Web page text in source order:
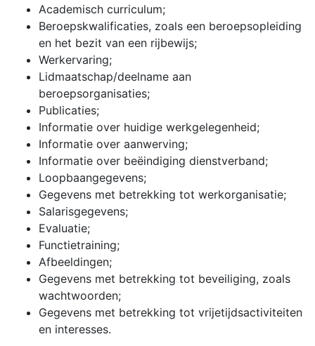
Academisch curriculum;
Beroepskwalificaties, zoals een beroepsopleiding
en het bezit van een rijbewijs;
Werkervaring;
Lidmaatschap/deelname aan
beroepsorganisaties;
Publicaties;
Informatie over huidige werkgelegenheid;
Informatie over aanwerving;
Informatie over beëindiging dienstverband;
Loopbaangegevens;
Gegevens met betrekking tot werkorganisatie;
Salarisgegevens;
Evaluatie;
Functietraining;
Afbeeldingen;
Gegevens met betrekking tot beveiliging, zoals
wachtwoorden;
Gegevens met betrekking tot vrijetijdsactiviteiten
en interesses.